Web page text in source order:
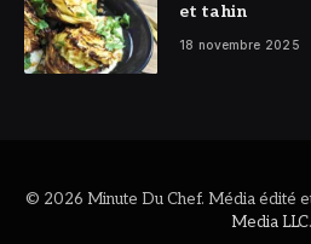
et tahin
18 novembre 2025
© 2026 Minute Du Chef. Média édité
Media LLC.